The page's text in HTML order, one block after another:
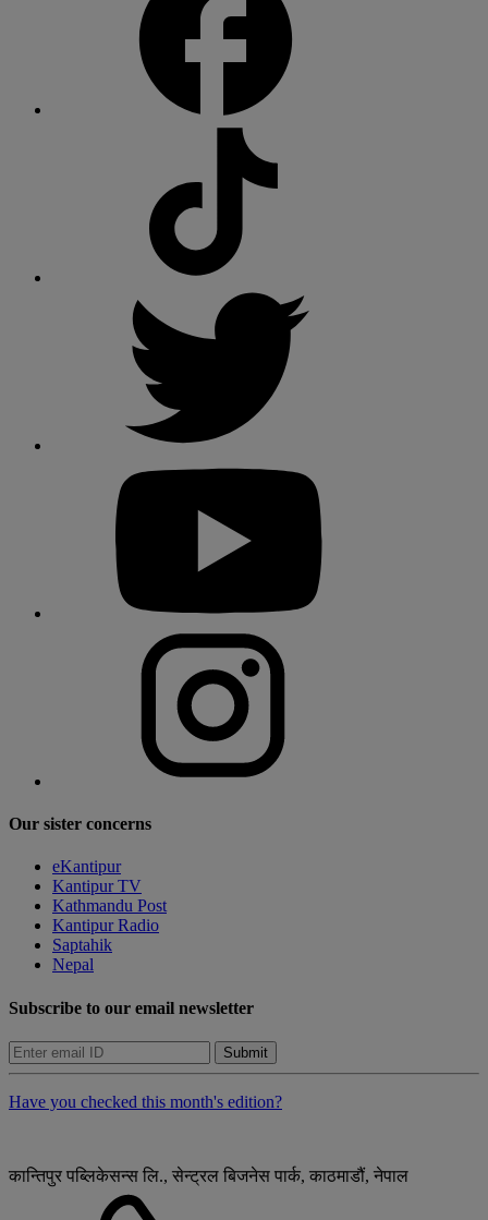
Our sister concerns
eKantipur
Kantipur TV
Kathmandu Post
Kantipur Radio
Saptahik
Nepal
Subscribe to our email newsletter
Submit
Have you checked this month's edition?
कान्तिपुर पब्लिकेसन्स लि., सेन्ट्रल बिजनेस पार्क, काठमाडौं, नेपाल